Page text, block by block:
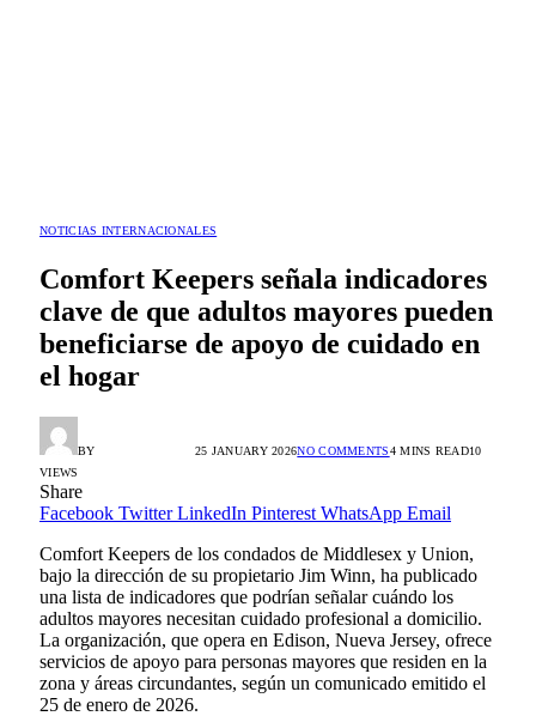
NOTICIAS INTERNACIONALES
Comfort Keepers señala indicadores
clave de que adultos mayores pueden
beneficiarse de apoyo de cuidado en
el hogar
BY 25 JANUARY 2026NO COMMENTS4 MINS READ10
VIEWS
Share
Facebook Twitter LinkedIn Pinterest WhatsApp Email
Comfort Keepers de los condados de Middlesex y Union,
bajo la dirección de su propietario Jim Winn, ha publicado
una lista de indicadores que podrían señalar cuándo los
adultos mayores necesitan cuidado profesional a domicilio.
La organización, que opera en Edison, Nueva Jersey, ofrece
servicios de apoyo para personas mayores que residen en la
zona y áreas circundantes, según un comunicado emitido el
25 de enero de 2026.